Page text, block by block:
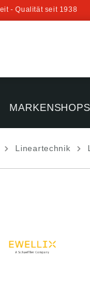
- Qualität seit 1938
MARKENSHOPS
Lineartechnik